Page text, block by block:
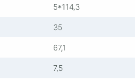
5*114,3
35
67,1
7,5